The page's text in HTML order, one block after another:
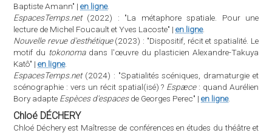
Baptiste Amann" | en ligne.
EspacesTemps.net(2022) : "La métaphore spatiale. Pour une
lecture de Michel Foucault et Yves Lacoste" | en ligne.
Nouvelle revue d'esthétique(2023) : "Dispositif, récit et spatialité. Le
motif du tokonomadans l'œuvre du plasticien Alexandre-Takuya
Katô" | en ligne.
EspacesTemps.net(2024) : "Spatialités scéniques, dramaturgie et
scénographie : vers un récit spatial(isé) ? Espæce: quand Aurélien
Bory adapte Espèces d'espacesde Georges Perec" | en ligne.
Chloé DÉCHERY
Chloé Déchery est Maîtresse de conférences en études du théâtre et